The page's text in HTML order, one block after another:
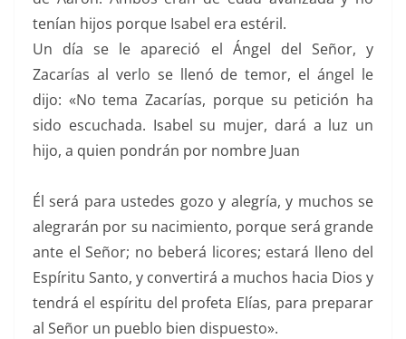
tenían hijos porque Isabel era estéril.
Un día se le apareció el Ángel del Señor, y
Zacarías al verlo se llenó de temor, el ángel le
dijo: «No tema Zacarías, porque su petición ha
sido escuchada. Isabel su mujer, dará a luz un
hijo, a quien pondrán por nombre Juan
Él será para ustedes gozo y alegría, y muchos se
alegrarán por su nacimiento, porque será grande
ante el Señor; no beberá licores; estará lleno del
Espíritu Santo, y convertirá a muchos hacia Dios y
tendrá el espíritu del profeta Elías, para preparar
al Señor un pueblo bien dispuesto».